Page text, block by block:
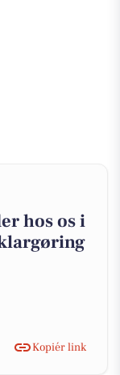
hos os i
Kopiér link